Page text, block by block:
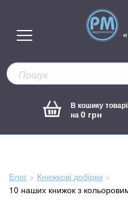
В кошику
на0 грн
Блог
Книжкові добірки
Зараз
10 наших книжок з